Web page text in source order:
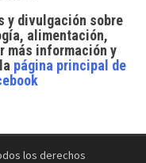
y divulgación sobre
alimentación,
más información y
página principal de
los derechos